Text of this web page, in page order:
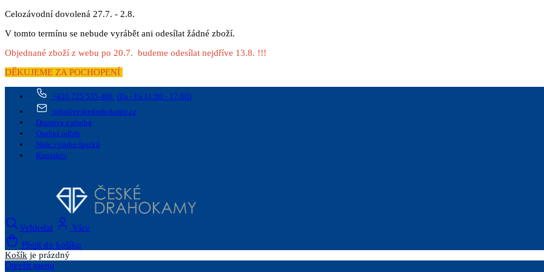
Celozávodní dovolená 27.7. - 2.8.
V tomto termínu se nebude vyrábět ani odesílat žádné zboží.
Objednané zboží z webu po 20.7. budeme odesílat nejdříve 13.8. !!!
DĚKUJEME ZA POCHOPENÍ
+420 725 535 406 (Po - Pá 11:00 - 17:00)
info@ceskedrahokamy.cz
Doprava a platba
Osobní odběr
Naše výroba šperků
Kontakty
Vyhledat
Více
Přejít do košíku
Košík je prázdný
Otevřít menu